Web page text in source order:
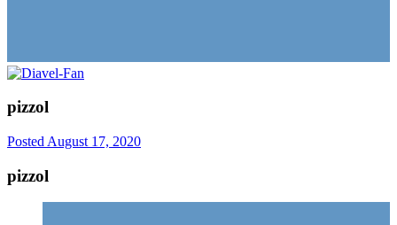
pizzol
Posted August 17, 2020
pizzol